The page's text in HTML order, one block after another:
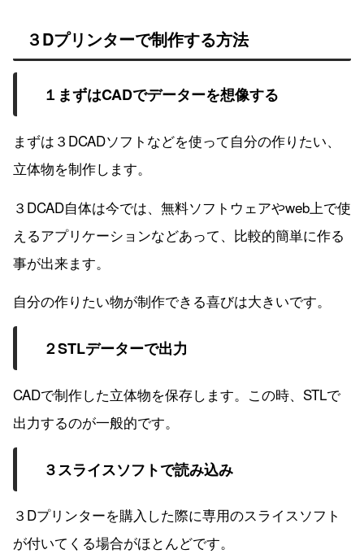
３Dプリンターで制作する方法
１まずはCADでデーターを想像する
まずは３DCADソフトなどを使って自分の作りたい、
立体物を制作します。
３DCAD自体は今では、無料ソフトウェアやweb上で使
えるアプリケーションなどあって、比較的簡単に作る
事が出来ます。
自分の作りたい物が制作できる喜びは大きいです。
２STLデーターで出力
CADで制作した立体物を保存します。この時、STLで
出力するのが一般的です。
３スライスソフトで読み込み
３Dプリンターを購入した際に専用のスライスソフト
が付いてくる場合がほとんどです。